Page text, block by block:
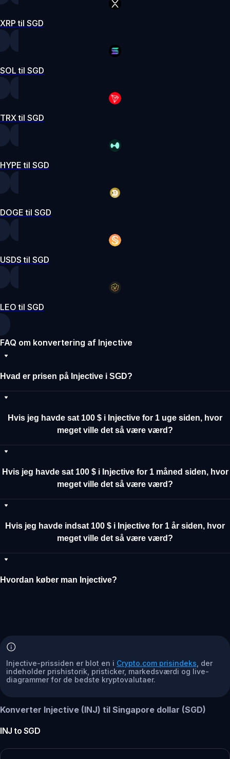
XRP til SGD
SOL til SGD
TRX til SGD
HYPE til SGD
DOGE til SGD
USDS til SGD
LEO til SGD
FAQ om konvertering af Injective
Hvad er prisen på Injective i SGD?
Hvis jeg havde sat 100 $ i Injective for 1 uge siden, hvor
meget ville det så være værd?
Hvis jeg havde sat 100 $ i Injective for 1 måned siden, hvor
meget ville det så være værd?
Hvis jeg havde indsat 100 $ i Injective for 1 år siden, hvor
meget ville det så være værd?
Hvordan køber man Injective?
Injective-prissiden er blot en i Crypto.com prisindeks , der
indeholder prishistorik, pristicker, markedsværdi og live-
diagrammer for de bedste kryptovalutaer.
Konverter Injective (INJ) til Singapore dollar (SGD)
INJ to SGD